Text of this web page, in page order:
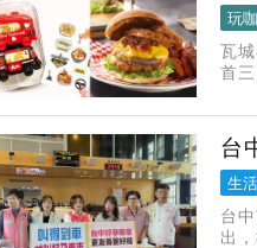
玩咖
瓦
首
台
生活
台
出